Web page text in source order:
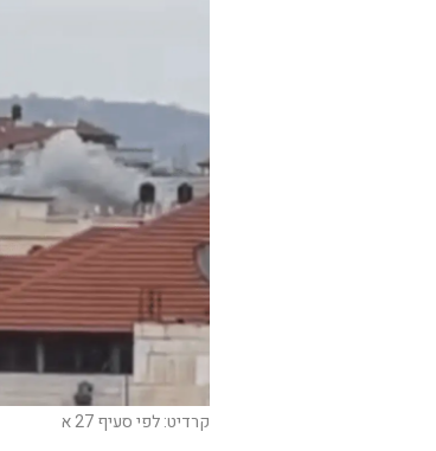
קרדיט: לפי סעיף 27 א